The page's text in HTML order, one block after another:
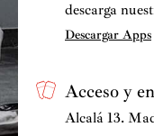
Internacional de
como cuarteto
descarga
Descargar Apps
Acceso y
Alcalá 13.